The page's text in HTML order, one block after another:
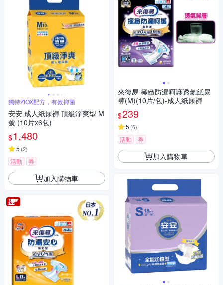
獨特ZIOX配方，有效抑菌
安安 成人紙尿褲 頂級淨爽型 M
號 (10片x6包)
$1,480
5 (2)
活動 券
加入購物車
來復易 極緻防漏呵護透氣紙尿
褲(M)(10片/包)-成人紙尿褲
$239
5 (6)
活動 券
加入購物車